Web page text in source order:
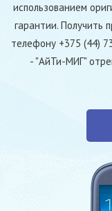
использованием
гарантии. Получить
телефону +375 (44)
- "АйТи-МИГ"